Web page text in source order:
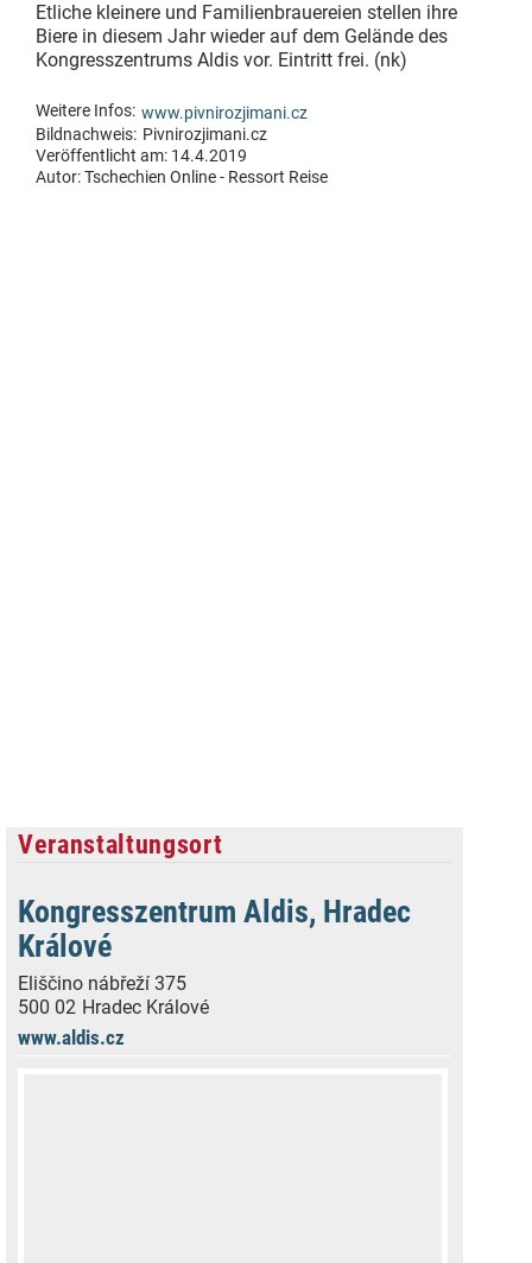
Etliche kleinere und Familienbrauereien stellen ihre
Biere in diesem Jahr wieder auf dem Gelände des
Kongresszentrums Aldis vor. Eintritt frei. (nk)
Weitere Infos: www.pivnirozjimani.cz
Bildnachweis: Pivnirozjimani.cz
Veröffentlicht am: 14.4.2019
Autor:Tschechien Online - Ressort Reise
Veranstaltungsort
Kongresszentrum Aldis, Hradec
Králové
Eliščino nábřeží 375
500 02 Hradec Králové
www.aldis.cz